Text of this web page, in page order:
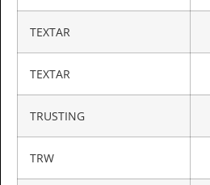
TEXTAR
TEXTAR
TRUSTING
TRW